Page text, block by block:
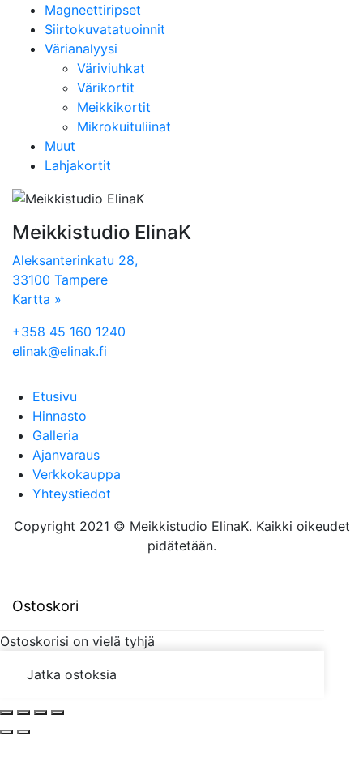
Magneettiripset
Siirtokuvatatuoinnit
Värianalyysi
Väriviuhkat
Värikortit
Meikkikortit
Mikrokuituliinat
Muut
Lahjakortit
Meikkistudio ElinaK
Aleksanterinkatu 28,
33100 Tampere
Kartta »
+358 45 160 1240
elinak@elinak.fi
Etusivu
Hinnasto
Galleria
Ajanvaraus
Verkkokauppa
Yhteystiedot
Copyright 2021 © Meikkistudio ElinaK. Kaikki oikeudet
pidätetään.
Ostoskori
Ostoskorisi on vielä tyhjä
Jatka ostoksia